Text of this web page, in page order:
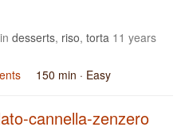
in desserts, riso, torta 11 years
150 min · Easy
cannella-zenzero